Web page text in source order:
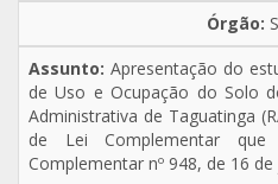
Apresentação do
de Uso e Ocupação do Solo
Administrativa de Taguatinga
de Lei Complementar
Complementar nº 948, de 16